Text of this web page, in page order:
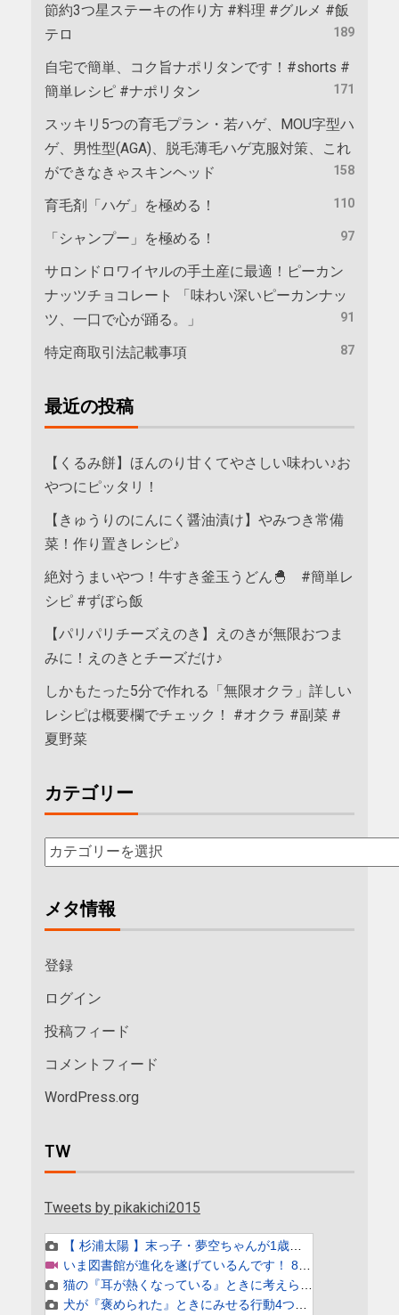
節約3つ星ステーキの作り方 #料理 #グルメ #飯
テロ
189
自宅で簡単、コク旨ナポリタンです！#shorts #
簡単レシピ #ナポリタン
171
スッキリ5つの育毛プラン・若ハゲ、MOU字型ハ
ゲ、男性型(AGA)、脱毛薄毛ハゲ克服対策、これ
ができなきゃスキンヘッド
158
育毛剤「ハゲ」を極める！ 110
「シャンプー」を極める！ 97
サロンドロワイヤルの手土産に最適！ピーカン
ナッツチョコレート 「味わい深いピーカンナッ
ツ、一口で心が踊る。」
91
特定商取引法記載事項 87
最近の投稿
【くるみ餅】ほんのり甘くてやさしい味わい♪お
やつにピッタリ！
【きゅうりのにんにく醤油漬け】やみつき常備
菜！作り置きレシピ♪
絶対うまいやつ！牛すき釜玉うどん🐣 #簡単レ
シピ #ずぼら飯
【パリパリチーズえのき】えのきが無限おつま
みに！えのきとチーズだけ♪
しかもたった5分で作れる「無限オクラ」詳しい
レシピは概要欄でチェック！ #オクラ #副菜 #
夏野菜
カテゴリー
メタ情報
登録
ログイン
投稿フィード
コメントフィード
WordPress.org
TW
Tweets by pikakichi2015